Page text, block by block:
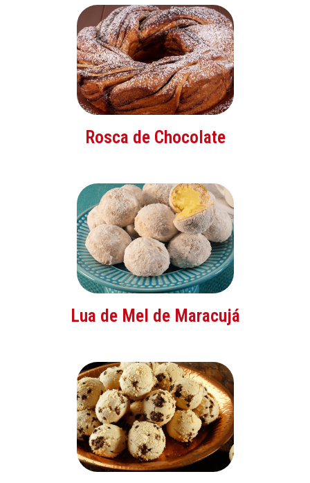
Rosca de Chocolate
Lua de Mel de Maracujá